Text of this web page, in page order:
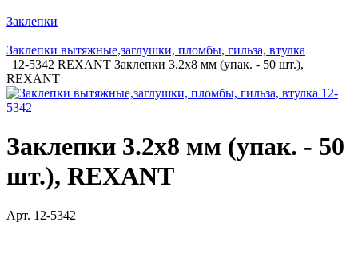
Заклепки
Заклепки вытяжные,заглушки, пломбы, гильза, втулка
12-5342 REXANT Заклепки 3.2x8 мм (упак. - 50 шт.),
REXANT
Заклепки 3.2x8 мм (упак. - 50
шт.), REXANT
Арт. 12-5342